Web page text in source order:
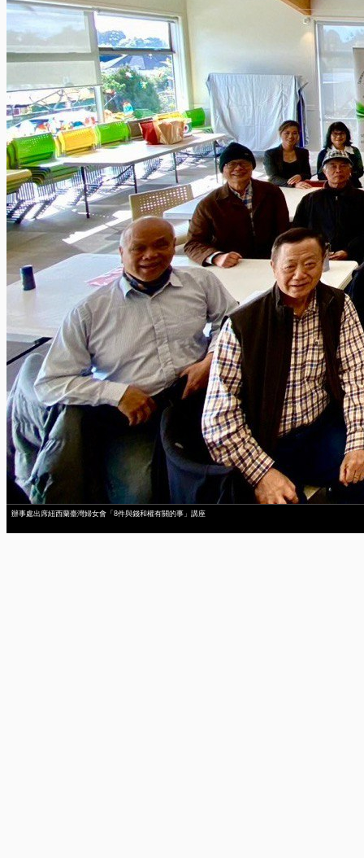
辦事處出席紐西蘭臺灣婦女會「8件與錢和權有關的事」講座